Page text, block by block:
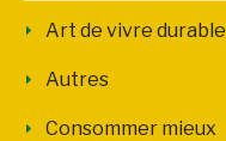
Art de vivre durable
Autres
Consommer mieux